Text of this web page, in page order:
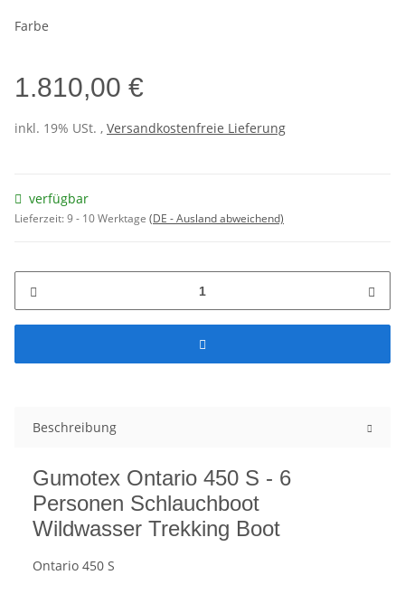
Farbe
1.810,00 €
inkl. 19% USt. , Versandkostenfreie Lieferung
verfügbar
Lieferzeit:9 - 10 Werktage (DE - Ausland abweichend)
Beschreibung
Gumotex Ontario 450 S - 6
Personen Schlauchboot
Wildwasser Trekking Boot
Ontario 450 S